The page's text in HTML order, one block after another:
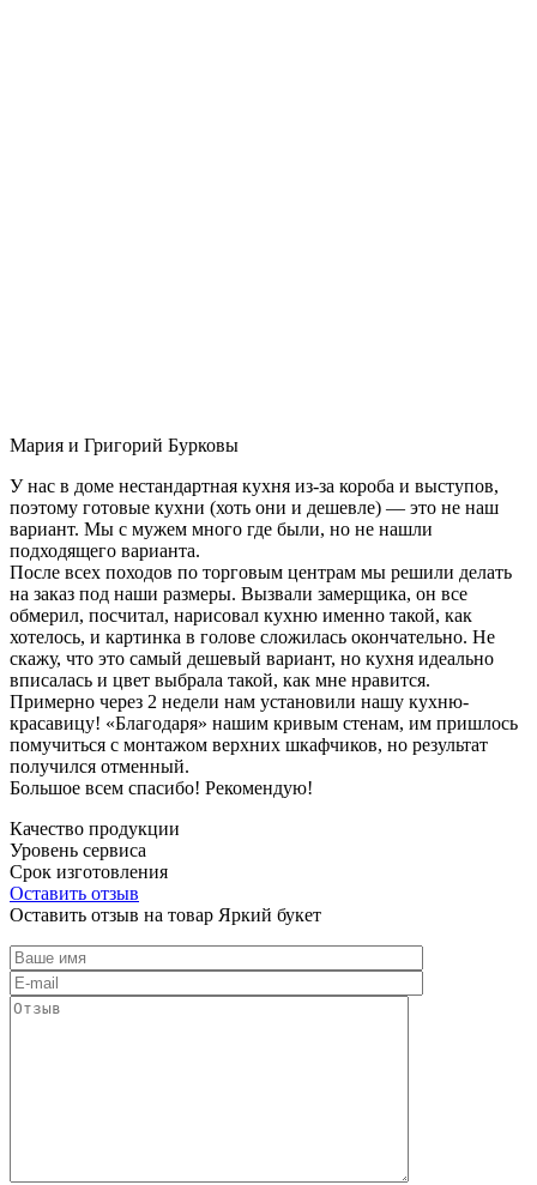
Мария и Григорий Бурковы
У нас в доме нестандартная кухня из-за короба и выступов,
поэтому готовые кухни (хоть они и дешевле) — это не наш
вариант. Мы с мужем много где были, но не нашли
подходящего варианта.
После всех походов по торговым центрам мы решили делать
на заказ под наши размеры. Вызвали замерщика, он все
обмерил, посчитал, нарисовал кухню именно такой, как
хотелось, и картинка в голове сложилась окончательно. Не
скажу, что это самый дешевый вариант, но кухня идеально
вписалась и цвет выбрала такой, как мне нравится.
Примерно через 2 недели нам установили нашу кухню-
красавицу! «Благодаря» нашим кривым стенам, им пришлось
помучиться с монтажом верхних шкафчиков, но результат
получился отменный.
Большое всем спасибо! Рекомендую!
Качество продукции
Уровень сервиса
Срок изготовления
Оставить отзыв
Оставить отзыв на товар Яркий букет